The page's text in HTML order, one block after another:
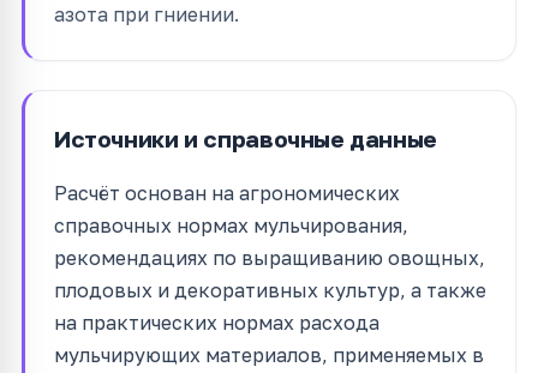
азота при гниении.
Источники и справочные данные
Расчёт основан на агрономических
справочных нормах мульчирования,
рекомендациях по выращиванию овощных,
плодовых и декоративных культур, а также
на практических нормах расхода
мульчирующих материалов, применяемых в